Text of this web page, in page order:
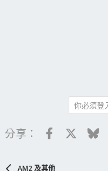
你必須登
分享： Facebook
AM2 及其他